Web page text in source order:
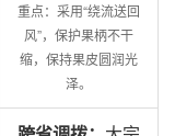
重点：采用“绕流送回
风”，保护果柄不干
缩，保持果皮圆润光
泽。